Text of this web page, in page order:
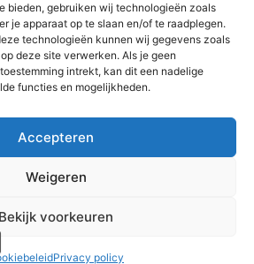
bieden, gebruiken wij technologieën zoals
je apparaat op te slaan en/of te raadplegen.
technologieën kunnen wij gegevens zoals
deze site verwerken. Als je geen
intrekt, kan dit een nadelige
functies en mogelijkheden.
Accepteren
Weigeren
Bekijk voorkeuren
Privacy policy